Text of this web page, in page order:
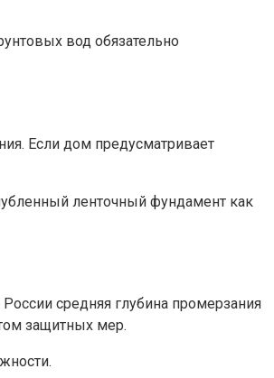
вод обязательно
Если дом предусматривает
ленточный фундамент как
средняя глубина промерзания
защитных мер.